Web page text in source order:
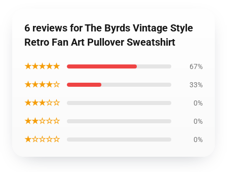
6 reviews for The Byrds Vintage Style
Retro Fan Art Pullover Sweatshirt
★★★★★ 67%
★★★★☆ 33%
★★★☆☆ 0%
★★☆☆☆ 0%
★☆☆☆☆ 0%